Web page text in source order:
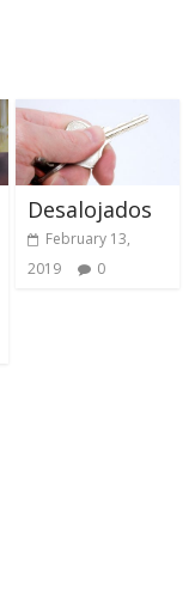
Desalojados
February 13,
2019
0